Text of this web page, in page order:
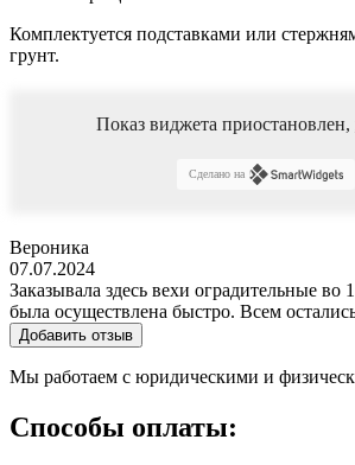
Комплектуется подставками или
грунт.
Показ виджета приостановлен,
Сделано на
Вероника
07.07.2024
Заказывала здесь вехи оградительные во
была осуществлена быстро. Всем
Добавить отзыв
Мы работаем с юридическими и
Способы оплаты: